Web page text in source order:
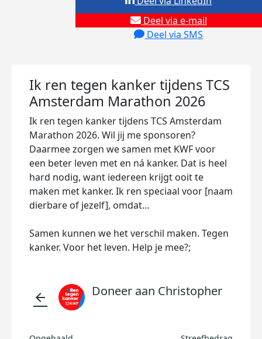
Deel via e-mail
Deel via SMS
Ik ren tegen kanker tijdens TCS
Amsterdam Marathon 2026
Ik ren tegen kanker tijdens TCS Amsterdam
Marathon 2026. Wil jij me sponsoren?
Daarmee zorgen we samen met KWF voor
een beter leven met en ná kanker. Dat is heel
hard nodig, want iedereen krijgt ooit te
maken met kanker. Ik ren speciaal voor [naam
dierbare of jezelf], omdat…
Samen kunnen we het verschil maken. Tegen
kanker. Voor het leven. Help je mee?;
arrow_back Doneer aan Christopher